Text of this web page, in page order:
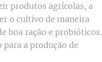
produtos agrícolas, a
o cultivo de maneira
boa ração e probióticos.
a produção de